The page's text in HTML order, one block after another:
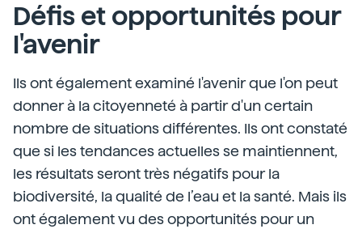
Défis et opportunités pour
l'avenir
Ils ont également examiné l'avenir que l'on peut
donner à la citoyenneté à partir d'un certain
nombre de situations différentes. Ils ont constaté
que si les tendances actuelles se maintiennent,
les résultats seront très négatifs pour la
biodiversité, la qualité de l’eau et la santé. Mais ils
ont également vu des opportunités pour un